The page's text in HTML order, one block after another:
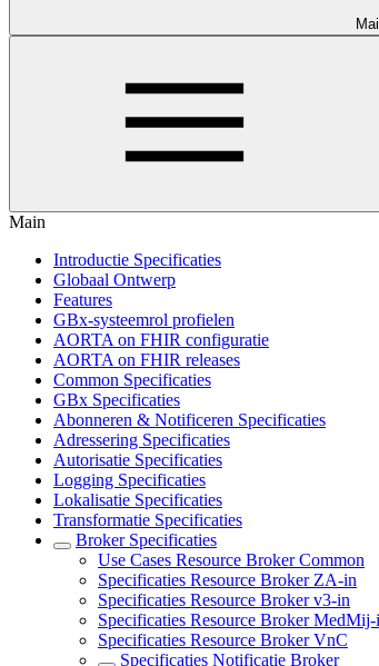
Main
Introductie Specificaties
Globaal Ontwerp
Features
GBx-systeemrol profielen
AORTA on FHIR configuratie
AORTA on FHIR releases
Common Specificaties
GBx Specificaties
Abonneren & Notificeren Specificaties
Adressering Specificaties
Autorisatie Specificaties
Logging Specificaties
Lokalisatie Specificaties
Transformatie Specificaties
Broker Specificaties
Use Cases Resource Broker Common
Specificaties Resource Broker ZA-in
Specificaties Resource Broker v3-in
Specificaties Resource Broker MedMij-
Specificaties Resource Broker VnC
Specificaties Notificatie Broker